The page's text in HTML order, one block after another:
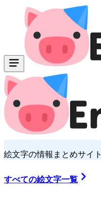
絵文字の情報まとめサイト
すべての絵文字一覧